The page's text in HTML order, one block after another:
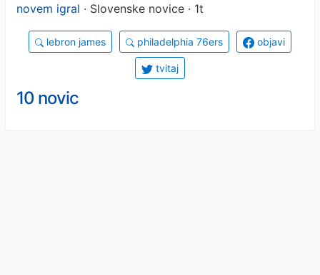
novem igral · Slovenske novice · 1t
lebron james philadelphia 76ers objavi
tvitaj
10 novic